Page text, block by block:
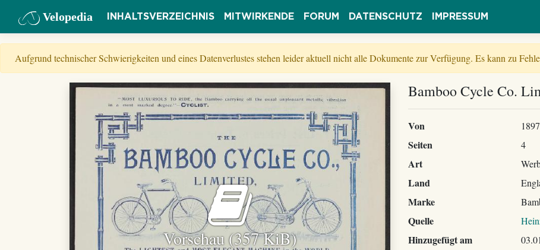
Velopedia INHALTSVERZEICHNIS MITWIRKENDE FORUM DATENSCHUTZ IMPRESSUM
Aufgrund technischer Schwierigkeiten und eines Datenverlustes stehen leider aktuell nicht alle Dokumente zur Verfügung. Es kann zu
Vorschau (357 KiB)
Bamboo Cycle Co.
Von 1897
Seiten 4
Art
Land
Marke
Quelle
Hinzugefügt am